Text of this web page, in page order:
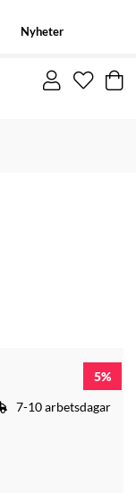
Nyheter
5
7-10 arbetsdagar